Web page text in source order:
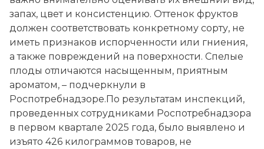
запах, цвет и консистенцию. Оттенок фруктов
должен соответствовать конкретному сорту, не
иметь признаков испорченности или гниения,
а также повреждений на поверхности. Спелые
плоды отличаются насыщенным, приятным
ароматом, – подчеркнули в
Роспотребнадзоре.По результатам инспекций,
проведенных сотрудниками Роспотребнадзора
в первом квартале 2025 года, было выявлено и
изъято 426 килограммов товаров, не